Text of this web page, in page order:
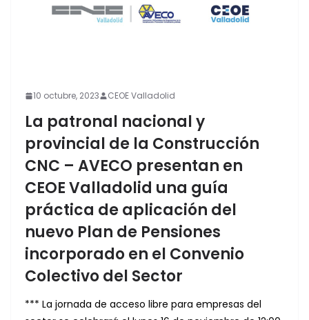
10 octubre, 2023 CEOE Valladolid
La patronal nacional y
provincial de la Construcción
CNC – AVECO presentan en
CEOE Valladolid una guía
práctica de aplicación del
nuevo Plan de Pensiones
incorporado en el Convenio
Colectivo del Sector
*** La jornada de acceso libre para empresas del